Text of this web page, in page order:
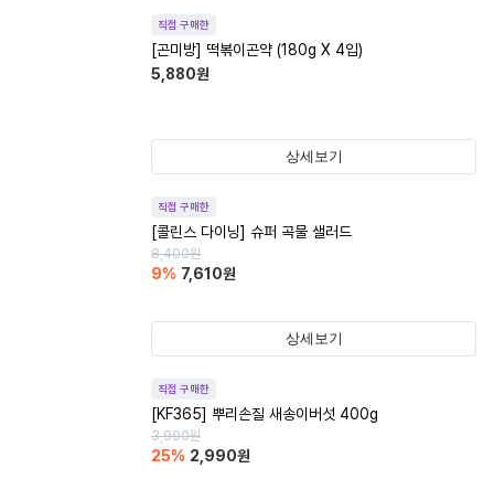
직접 구매한
[곤미방] 떡볶이곤약 (180g X 4입)
5,880원
상세보기
직접 구매한
[콜린스 다이닝] 슈퍼 곡물 샐러드
8,400원
9% 7,610원
상세보기
직접 구매한
[KF365] 뿌리손질 새송이버섯 400g
3,990원
25% 2,990원